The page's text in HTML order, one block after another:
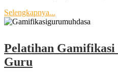
Selengkapnya...
Pelatihan Gamifikasi
Guru